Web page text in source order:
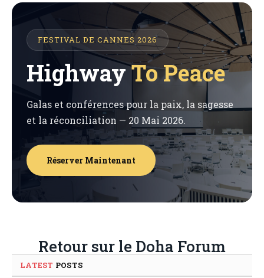
FESTIVAL DE CANNES 2026
HighwayTo Peace
Galas et conférences pour la paix, la sagesse
et la réconciliation — 20 Mai 2026.
Réserver Maintenant
Retour sur le Doha Forum
LATEST POSTS